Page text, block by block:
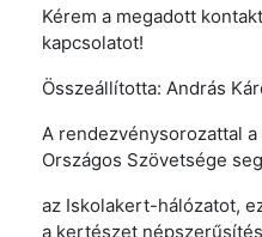
Kérem a megadott
kapcsolatot!
Összeállította: András
A rendezvénysorozattal
Országos Szövetsége
az Iskolakert-hálózatot,
a kertészet